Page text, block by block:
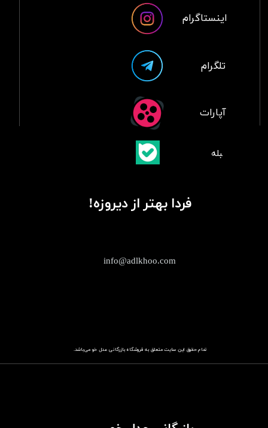
تمام حقوق این سایت متعلق به فروشگاهباز​​​​​​​رگانی عدل خو می‌باشد.
info@adlkhoo.com
فردا بهتر از دیروزه!
آپارات
تلگرام
اینستاگرام
​بلبله​​​​​​​بله